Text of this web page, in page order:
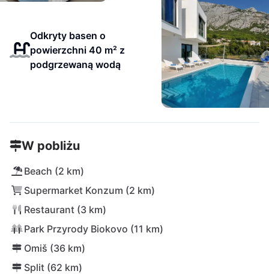
Odkryty basen o
powierzchni 40 m² z
podgrzewaną wodą
W pobliżu
Beach (2 km)
Supermarket Konzum (2 km)
Restaurant (3 km)
Park Przyrody Biokovo (11 km)
Omiš (36 km)
Split (62 km)